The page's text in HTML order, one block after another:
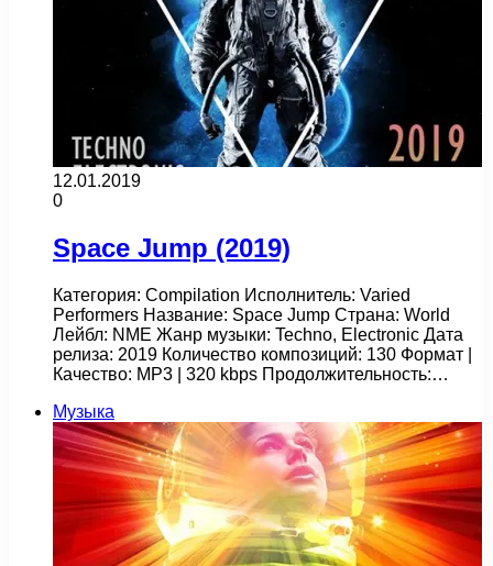
12.01.2019
0
Space Jump (2019)
Категория: Compilation Исполнитель: Varied
Performers Название: Space Jump Страна: World
Лейбл: NME Жанр музыки: Techno, Electronic Дата
релиза: 2019 Количество композиций: 130 Формат |
Качество: MP3 | 320 kbps Продолжительность:…
Музыка